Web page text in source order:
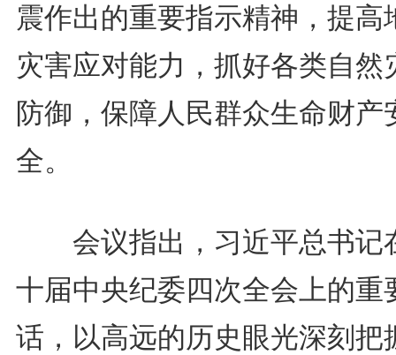
震作出的重要指示精神，提高
灾害应对能力，抓好各类自然
防御，保障人民群众生命财产
全。
会议指出，习近平总书记
十届中央纪委四次全会上的重
话，以高远的历史眼光深刻把